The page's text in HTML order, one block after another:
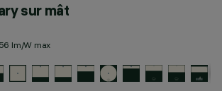
sur mât
lm/W max